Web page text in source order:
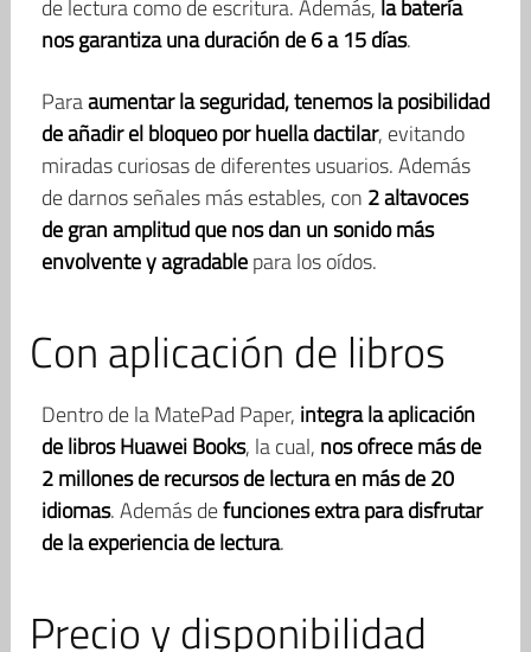
de lectura como de escritura. Además, la batería
nos garantiza una duración de 6 a 15 días.
Paraaumentar la seguridad, tenemos la posibilidad
de añadir el bloqueo por huella dactilar, evitando
miradas curiosas de diferentes usuarios. Además
de darnos señales más estables, con 2 altavoces
de gran amplitud que nos dan un sonido más
envolvente y agradablepara los oídos.
Con aplicación de libros
Dentro de la MatePad Paper, integra la aplicación
de libros Huawei Books, la cual, nos ofrece más de
2 millones de recursos de lectura en más de 20
idiomas. Además defunciones extra para disfrutar
de la experiencia de lectura.
Precio y disponibilidad